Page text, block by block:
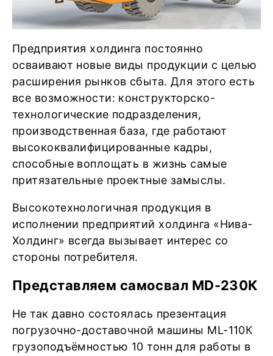
Предприятия холдинга постоянно
осваивают новые виды продукции с целью
расширения рынков сбыта. Для этого есть
все возможности: конструкторско-
технологические подразделения,
производственная база, где работают
высококвалифицированные кадры,
способные воплощать в жизнь самые
притязательные проектные замыслы.
Высокотехнологичная продукция в
исполнении предприятий холдинга «Нива-
Холдинг» всегда вызывает интерес со
стороны потребителя.
Представляем самосвал MD-230К
Не так давно состоялась презентация
погрузочно-доставочной машины ML-110К
грузоподъёмностью 10 тонн для работы в